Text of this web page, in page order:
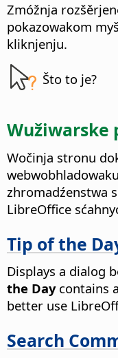
Zmóžnja
pokazowakom
kliknjenju.
Što to je?
Wužiwarske
Wočinja stronu
zhromadźenstwa
LibreOffice
Tip of the
Displays a dialog
the Daycontains
better use
Search